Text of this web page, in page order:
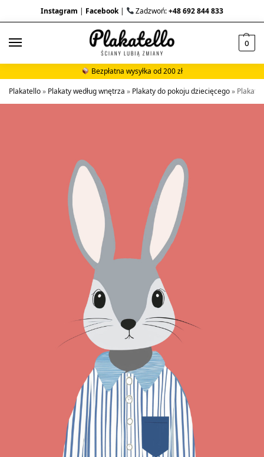
Instagram | Facebook| Zadzwoń:+48 692 844 833
0
Bezpłatna wysyłka od 200 zł
Plakatello» Plakaty według wnętrza » Plakaty do pokoju dziecięcego» Plakat